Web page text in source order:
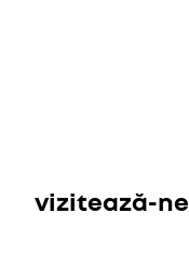
vizitează-ne